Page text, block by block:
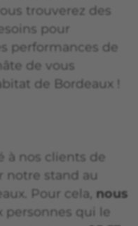
trouverez des
pour
performances de
de vous
de Bordeaux !
à nos clients de
notre stand au
Pour cela, nous
personnes qui le